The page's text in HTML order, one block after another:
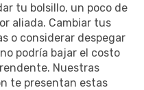
tu bolsillo, un poco de
aliada. Cambiar tus
o considerar despegar
podría bajar el costo
Nuestras
te presentan estas